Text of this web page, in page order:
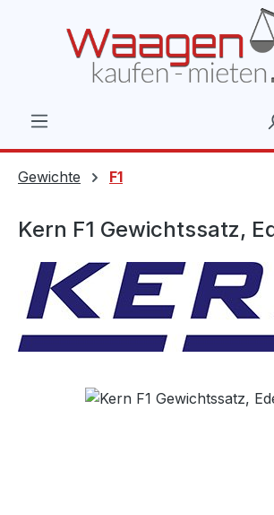
Gewichte F1
Kern F1 Gewichtssatz,
Bildergalerie überspringen